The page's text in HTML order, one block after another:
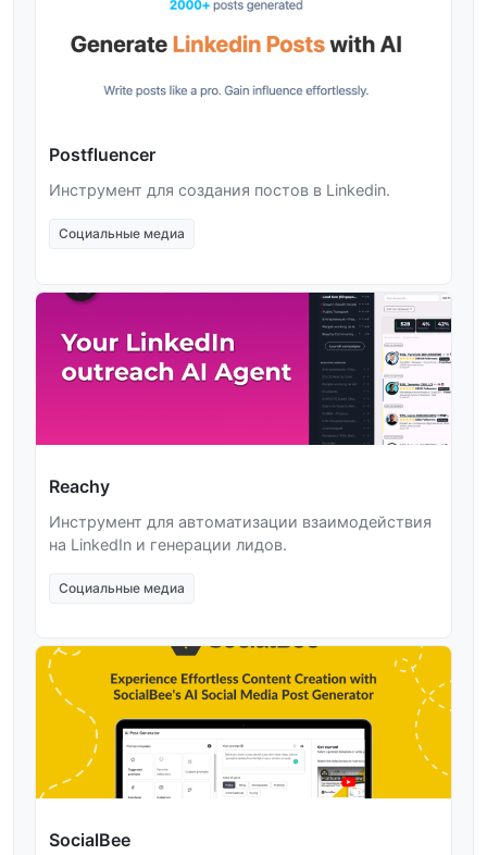
Postfluencer
Инструмент для создания постов в Linkedin.
Социальные медиа
Reachy
Инструмент для автоматизации взаимодействия
на LinkedIn и генерации лидов.
Социальные медиа
SocialBee